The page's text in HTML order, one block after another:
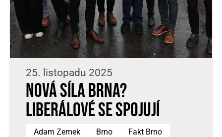
25. listopadu 2025
Nová síla Brna?
Liberálové se spojují
Adam Zemek Brno
Fakt Brno